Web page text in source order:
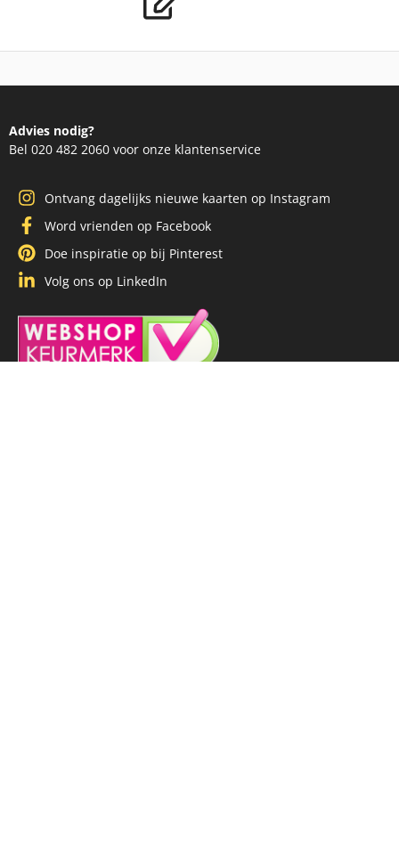
Advies nodig?
Bel 020 482 2060 voor onze klantenservice
Ontvang dagelijks nieuwe kaarten op Instagram
Word vrienden op Facebook
Doe inspiratie op bij Pinterest
Volg ons op LinkedIn